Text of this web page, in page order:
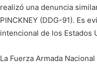
realizó una denuncia
PINCKNEY (DDG-91). Es
intencional de los Estados
La Fuerza Armada